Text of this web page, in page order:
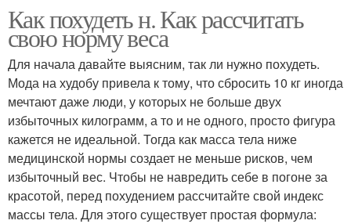
Как похудеть н. Как рассчитать
свою норму веса
Для начала давайте выясним, так ли нужно похудеть.
Мода на худобу привела к тому, что сбросить 10 кг иногда
мечтают даже люди, у которых не больше двух
избыточных килограмм, а то и не одного, просто фигура
кажется не идеальной. Тогда как масса тела ниже
медицинской нормы создает не меньше рисков, чем
избыточный вес. Чтобы не навредить себе в погоне за
красотой, перед похудением рассчитайте свой индекс
массы тела. Для этого существует простая формула: